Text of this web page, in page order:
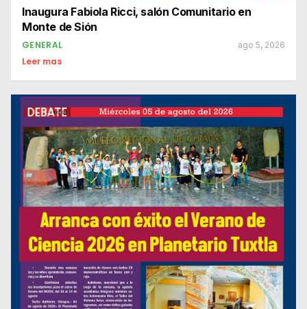
Inaugura Fabiola Ricci, salón Comunitario en
Monte de Sión
GENERAL ago 5, 2026
Leer mas